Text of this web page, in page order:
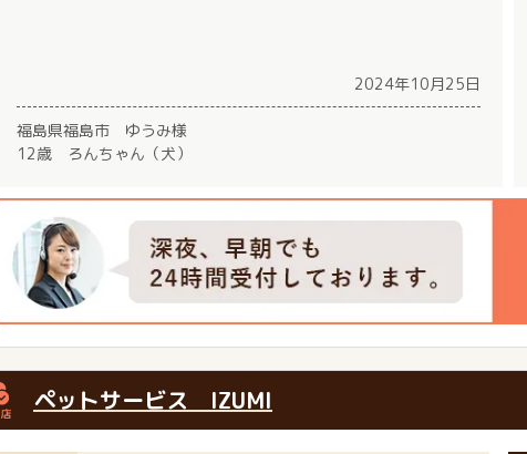
2024年10月25日
福島県福島市 ゆうみ様
12歳 ろんちゃん（犬）
ペットサービス IZUMI